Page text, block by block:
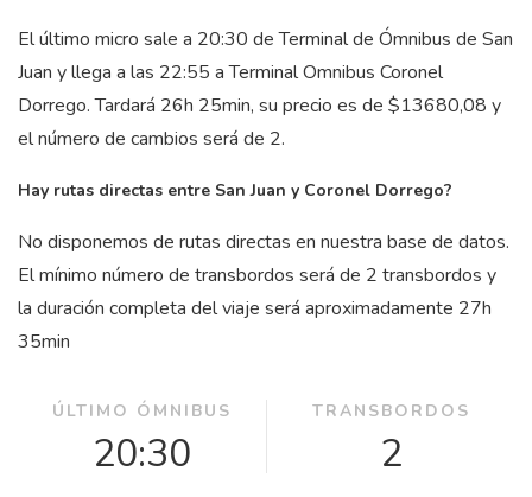
El último micro sale a 20:30 de Terminal de Ómnibus de San
Juan y llega a las 22:55 a Terminal Omnibus Coronel
Dorrego. Tardará 26h 25min, su precio es de $13680,08 y
el número de cambios será de 2.
Hay rutas directas entre San Juan y Coronel Dorrego?
No disponemos de rutas directas en nuestra base de datos.
El mínimo número de transbordos será de 2 transbordos y
la duración completa del viaje será aproximadamente 27h
35min
ÚLTIMO ÓMNIBUS
20:30
TRANSBORDOS
2